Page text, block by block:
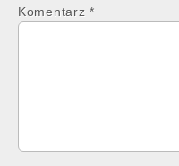
Komentarz *